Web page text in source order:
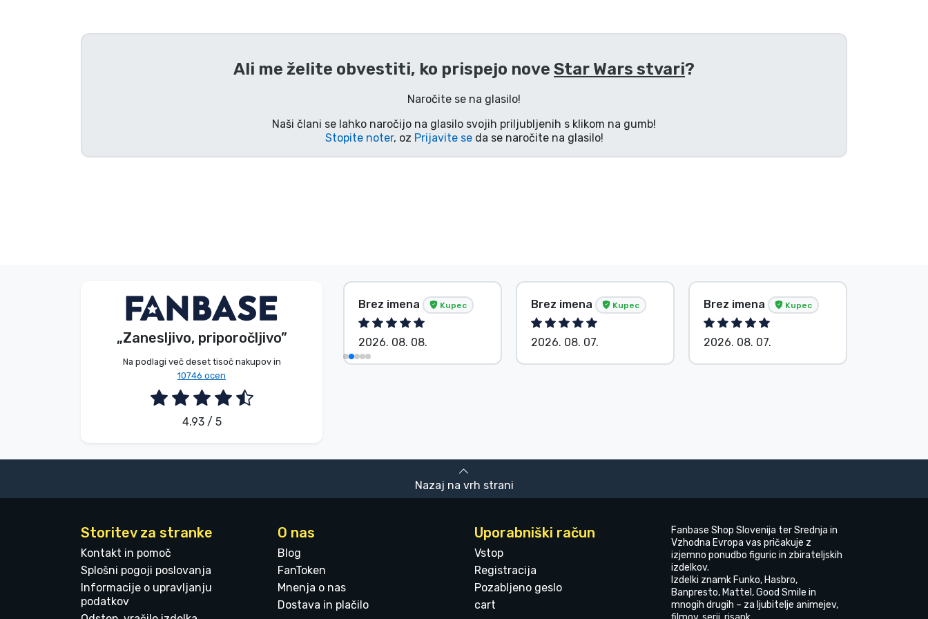
Ali me želite obvestiti, ko prispejo nove Star Wars stvari?
Naročite se na glasilo!
Naši člani se lahko naročijo na glasilo svojih priljubljenih s klikom na gumb!
Stopite noter, oz Prijavite seda se naročite na glasilo!
„Zanesljivo, priporočljivo”
Na podlagi več deset tisoč nakupov in
10746 ocen
4.93 / 5
Dávid Sulyok Kupec
2026. 08. 08.
Brez imena Kupec
2026. 08. 08.
Brez imena Kupec
2026. 08. 07.
Brez imena Kupec
2026. 08. 07.
Nazaj na vrh strani
Storitev za stranke
Kontakt in pomoč
Splošni pogoji poslovanja
Informacije o upravljanju
podatkov
O nas
Blog
FanToken
Mnenja o nas
Dostava in plačilo
Uporabniški račun
Vstop
Registracija
Pozabljeno geslo
cart
Fanbase Shop Slovenija ter Srednja in
Vzhodna Evropa vas pričakuje z
izjemno ponudbo figuric in zbirateljskih
izdelkov.
Izdelki znamk Funko, Hasbro,
Banpresto, Mattel, Good Smile in
mnogih drugih – za ljubitelje animejev,
Blagovne znamke